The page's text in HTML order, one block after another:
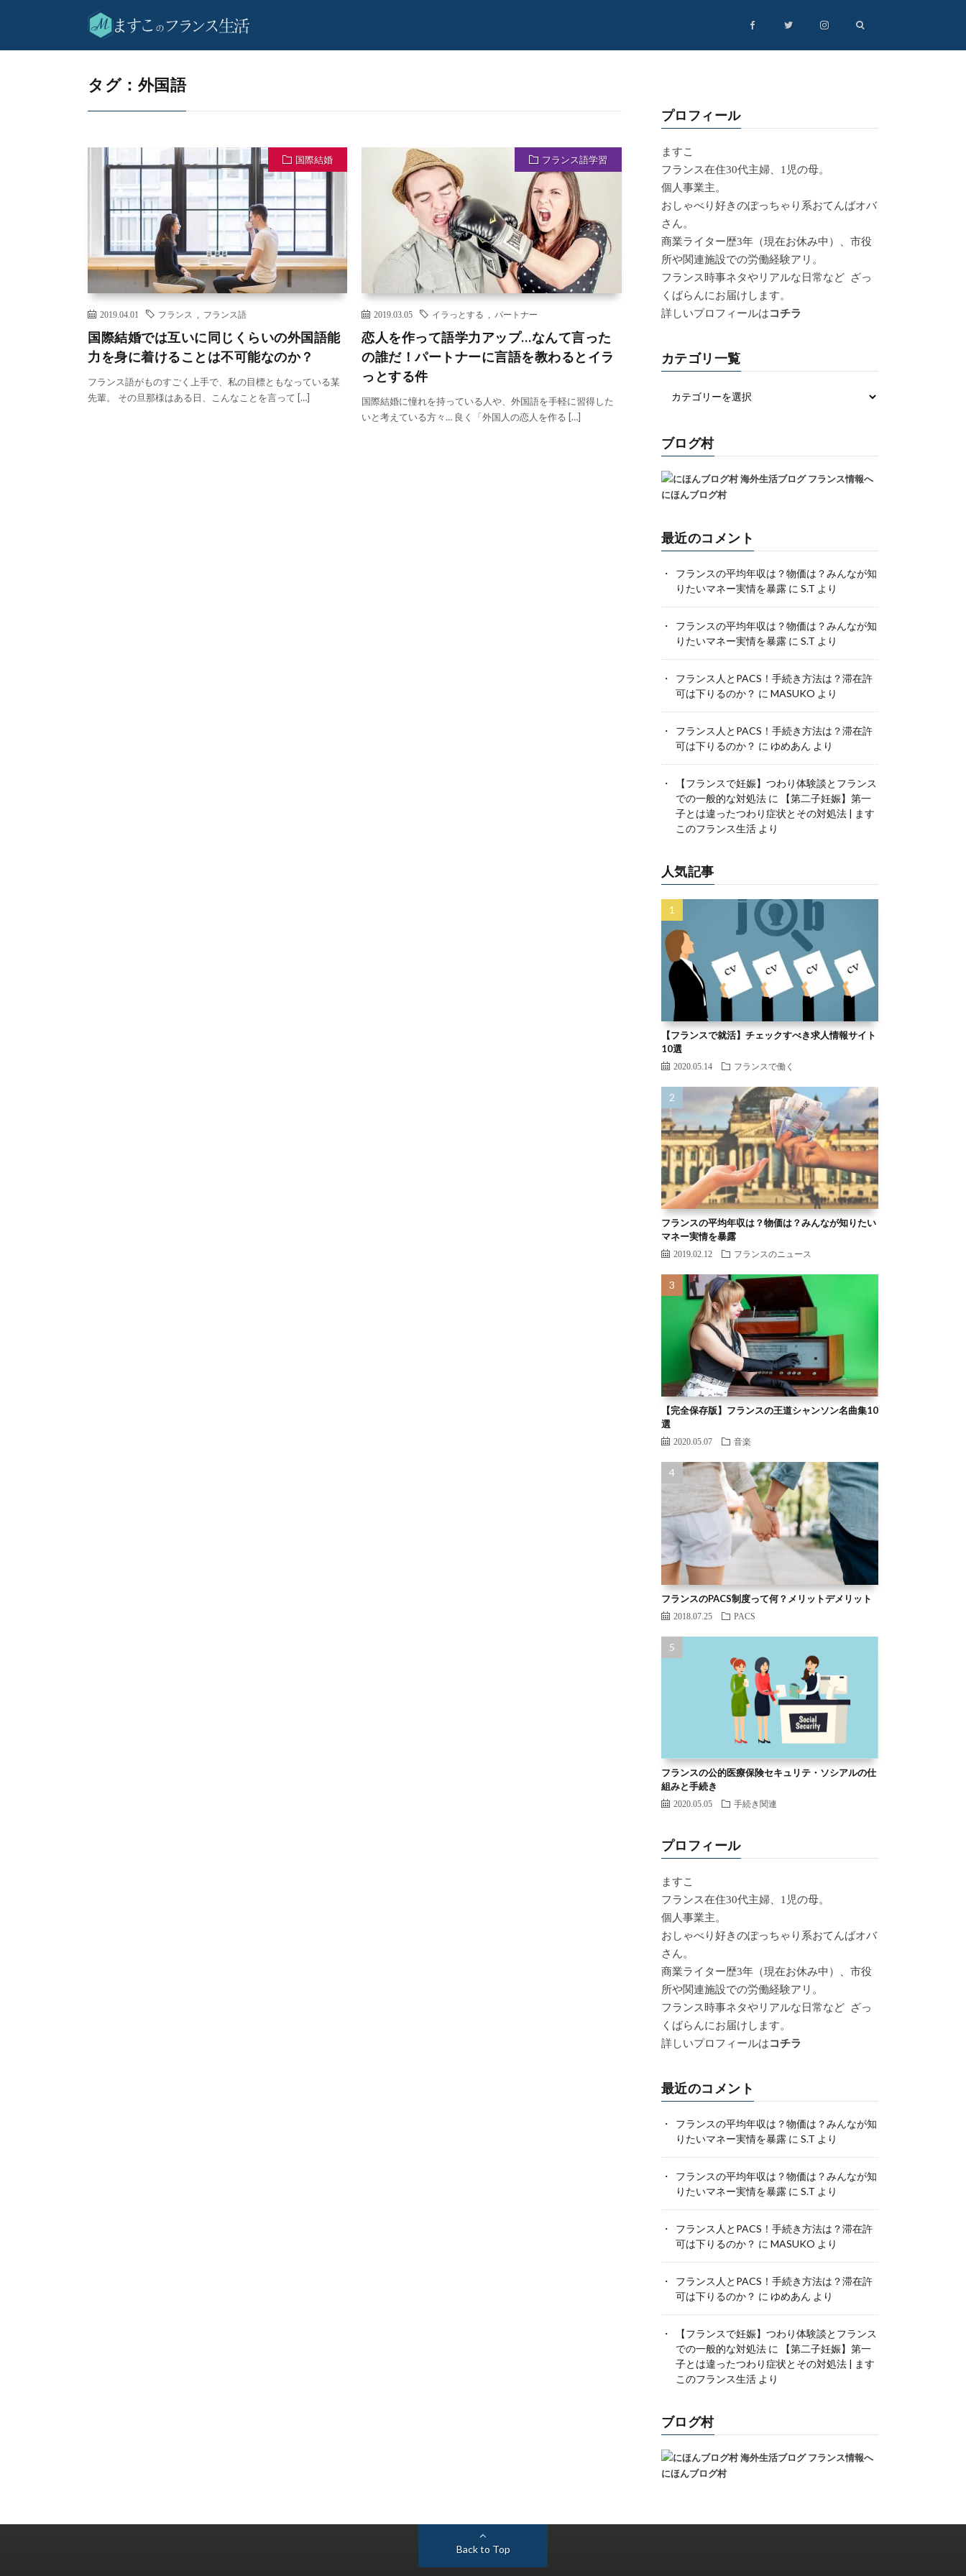
HOME
タグ：外国語
国際結婚
2019.04.01 フランス フランス語
国際結婚では互いに同じくらいの外国語能
力を身に着けることは不可能なのか？
フランス語がものすごく上手で、私の目標ともなっている某
先輩。 その旦那様はある日、こんなことを言って […]
フランス語学習
2019.03.05 イラっとする パートナー
恋人を作って語学力アップ…なんて言った
の誰だ！パートナーに言語を教わるとイラ
っとする件
国際結婚に憧れを持っている人や、外国語を手軽に習得した
いと考えている方々… 良く「外国人の恋人を作る […]
プロフィール
ますこ
フランス在住30代主婦、1児の母。
個人事業主。
おしゃべり好きのぽっちゃり系おてんばオバ
さん。
商業ライター歴3年（現在お休み中）、市役
所や関連施設での労働経験アリ。
フランス時事ネタやリアルな日常など ざっ
くばらんにお届けします。
詳しいプロフィールはコチラ
カテゴリ一覧
ブログ村
にほんブログ村
最近のコメント
フランスの平均年収は？物価は？みんなが知
りたいマネー実情を暴露に S.T より
フランスの平均年収は？物価は？みんなが知
りたいマネー実情を暴露に S.T より
フランス人とPACS！手続き方法は？滞在許
可は下りるのか？ に MASUKO より
フランス人とPACS！手続き方法は？滞在許
可は下りるのか？ に ゆめあん より
【フランスで妊娠】つわり体験談とフランス
での一般的な対処法に
【第二子妊娠】第一
子とは違ったつわり症状とその対処法 | ます
このフランス生活より
人気記事
【フランスで就活】チェックすべき求人情報サイト
10選
2020.05.14 フランスで働く
フランスの平均年収は？物価は？みんなが知りたい
マネー実情を暴露
2019.02.12 フランスのニュース
【完全保存版】フランスの王道シャンソン名曲集10
選
2020.05.07 音楽
フランスのPACS制度って何？メリットデメリット
2018.07.25 PACS
フランスの公的医療保険セキュリテ・ソシアルの仕
組みと手続き
2020.05.05 手続き関連
プロフィール
ますこ
フランス在住30代主婦、1児の母。
個人事業主。
おしゃべり好きのぽっちゃり系おてんばオバ
さん。
商業ライター歴3年（現在お休み中）、市役
所や関連施設での労働経験アリ。
フランス時事ネタやリアルな日常など ざっ
くばらんにお届けします。
詳しいプロフィールはコチラ
最近のコメント
フランスの平均年収は？物価は？みんなが知
りたいマネー実情を暴露に S.T より
フランスの平均年収は？物価は？みんなが知
りたいマネー実情を暴露に S.T より
フランス人とPACS！手続き方法は？滞在許
可は下りるのか？ に MASUKO より
フランス人とPACS！手続き方法は？滞在許
可は下りるのか？ に ゆめあん より
【フランスで妊娠】つわり体験談とフランス
での一般的な対処法に
【第二子妊娠】第一
子とは違ったつわり症状とその対処法 | ます
このフランス生活より
ブログ村
にほんブログ村
Back to Top